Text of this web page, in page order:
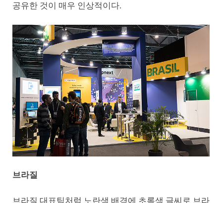
공유한 것이 매우 인상적이다.
브라질
브라질 대표팀처럼 노란색 배경에 초록색 글씨로 브라